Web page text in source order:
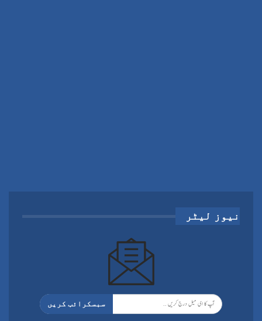
نیوز لیٹر
سبسکرائب کریں